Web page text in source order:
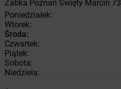
Żabka Poznań Święty Marcin 73
Poniedziałek:
Wtorek:
Środa:
Czwartek:
Piątek:
Sobota:
Niedziela: